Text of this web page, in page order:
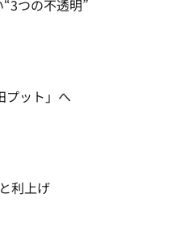
つの不透明”
プット」へ
利上げ